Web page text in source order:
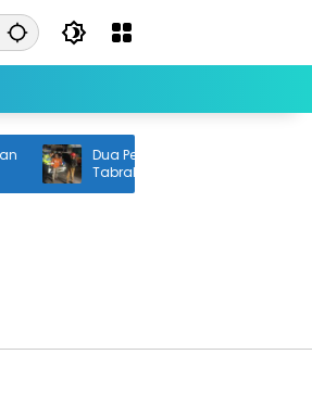
Dua Pengendara Motor Tewas Usai
Tabrak Tembok di Jalan Palagan